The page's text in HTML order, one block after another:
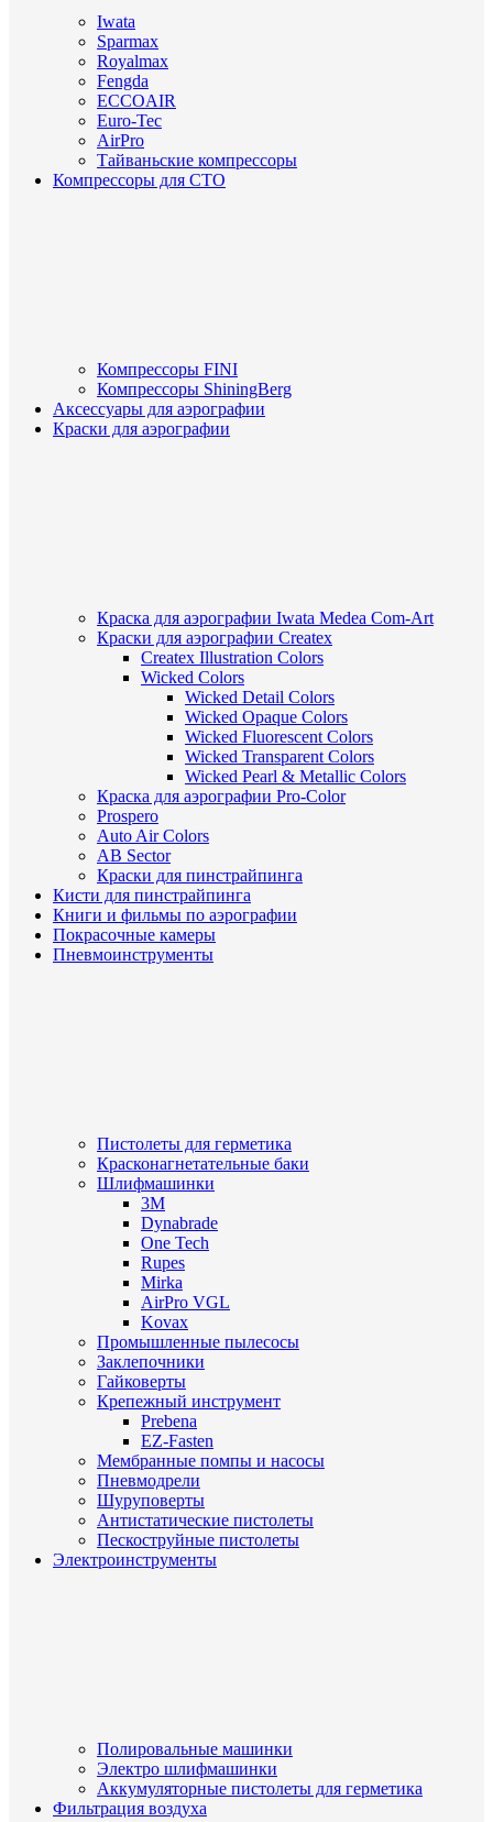
Iwata
Sparmax
Royalmax
Fengda
ECCOAIR
Euro-Tec
AirPro
Тайваньские компрессоры
Компрессоры для СТО
Компрессоры FINI
Компрессоры ShiningBerg
Аксессуары для аэрографии
Краски для аэрографии
Краска для аэрографии Iwata Medea Com-Art
Краски для аэрографии Createx
Createx Illustration Colors
Wicked Colors
Wicked Detail Colors
Wicked Opaque Colors
Wicked Fluorescent Colors
Wicked Transparent Colors
Wicked Pearl & Metallic Colors
Краска для аэрографии Pro-Color
Prospero
Auto Air Colors
AB Sector
Краски для пинстрайпинга
Кисти для пинстрайпинга
Книги и фильмы по аэрографии
Покрасочные камеры
Пневмоинструменты
Пистолеты для герметика
Красконагнетательные баки
Шлифмашинки
3M
Dynabrade
One Tech
Rupes
Mirka
AirPro VGL
Kovax
Промышленные пылесосы
Заклепочники
Гайковерты
Крепежный инструмент
Prebena
EZ-Fasten
Мембранные помпы и насосы
Пневмодрели
Шуруповерты
Антистатические пистолеты
Пескоструйные пистолеты
Электроинструменты
Полировальные машинки
Электро шлифмашинки
Аккумуляторные пистолеты для герметика
Фильтрация воздуха